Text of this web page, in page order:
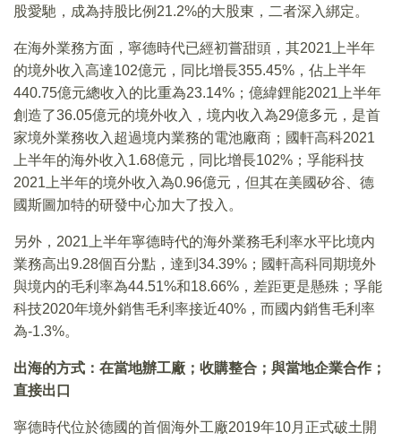
股愛馳，成為持股比例21.2%的大股東，二者深入綁定。
在海外業務方面，寧德時代已經初嘗甜頭，其2021上半年
的境外收入高達102億元，同比增長355.45%，佔上半年
440.75億元總收入的比重為23.14%；億緯鋰能2021上半年
創造了36.05億元的境外收入，境内收入為29億多元，是首
家境外業務收入超過境内業務的電池廠商；國軒高科2021
上半年的海外收入1.68億元，同比增長102%；孚能科技
2021上半年的境外收入為0.96億元，但其在美國矽谷、德
國斯圖加特的研發中心加大了投入。
另外，2021上半年寧德時代的海外業務毛利率水平比境内
業務高出9.28個百分點，達到34.39%；國軒高科同期境外
與境内的毛利率為44.51%和18.66%，差距更是懸殊；孚能
科技2020年境外銷售毛利率接近40%，而國内銷售毛利率
為-1.3%。
出海的方式：在當地辦工廠；收購整合；與當地企業合作；
直接出口
寧德時代位於德國的首個海外工廠2019年10月正式破土開